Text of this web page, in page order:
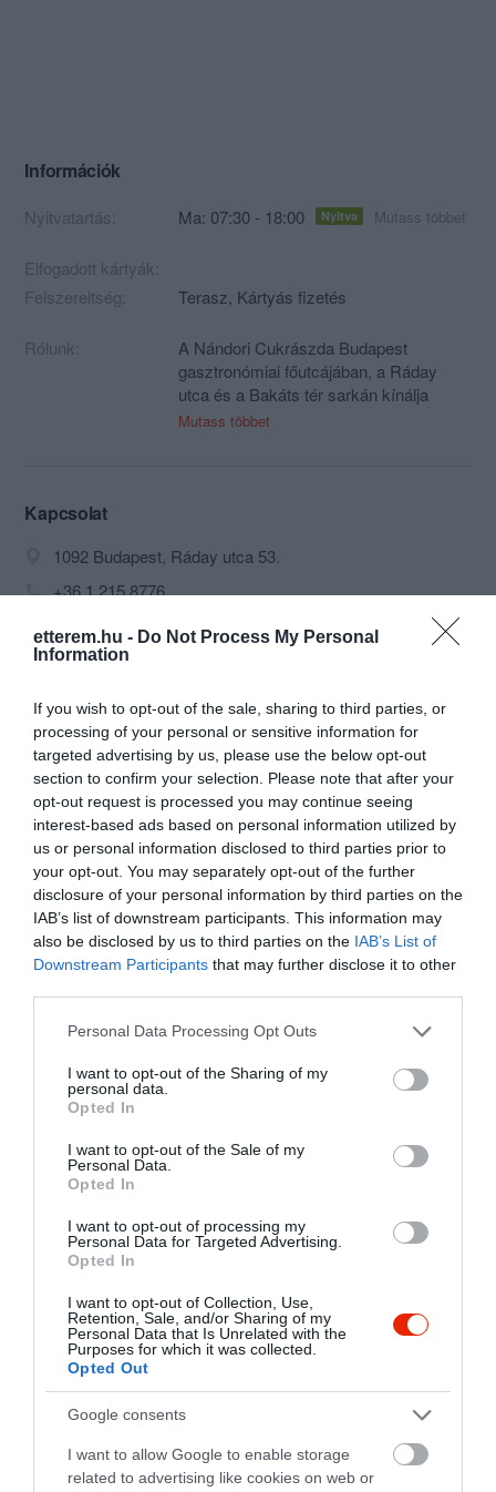
etterem.hu - Do Not Process My Personal
Information
If you wish to opt-out of the sale, sharing to third parties, or
processing of your personal or sensitive information for
targeted advertising by us, please use the below opt-out
section to confirm your selection. Please note that after your
opt-out request is processed you may continue seeing
interest-based ads based on personal information utilized by
us or personal information disclosed to third parties prior to
your opt-out. You may separately opt-out of the further
disclosure of your personal information by third parties on the
IAB’s list of downstream participants. This information may
also be disclosed by us to third parties on the IAB’s List of
Downstream Participants that may further disclose it to other
Please note that this website/app uses one or more Google
not limited to your visit or usage behaviour. You may click to
grant or deny consent to Google and its third-party tags to
use your data for below specified purposes in below Google
consent section.
Personal Data Processing Opt Outs
I want to opt-out of the Sharing of my
personal data.
Opted In
I want to opt-out of the Sale of my
Personal Data.
Opted In
I want to opt-out of processing my
Personal Data for Targeted Advertising.
Opted In
I want to opt-out of Collection, Use,
Retention, Sale, and/or Sharing of my
Personal Data that Is Unrelated with the
Purposes for which it was collected.
Opted Out
Google consents
I want to allow Google to enable storage
related to advertising like cookies on web or
Információk
Nyitvatartás: Ma: 07:30 - 18:00 Nyitva Mutass többet
Elfogadott kártyák:
Felszereltség:
Terasz, Kártyás fizetés
Rólunk:
A Nándori Cukrászda Budapest
gasztronómiai főutcájában, a Ráday
utca és a Bakáts tér sarkán kínálja
hagyományos, modern és diabetikus
Mutass többet
Kapcsolat
1092 Budapest, Ráday utca 53.
+36 1 215 8776
nandoricukraszda@nandori.hu
http://www.nandori.hu/
Probléma jelentése Te vagy a tulajdonos?
Értékelések Értékeld Te is